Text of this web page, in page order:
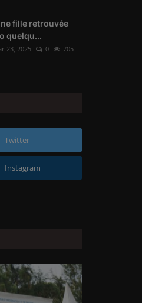
fille retrouvée
quelqu...
23, 2025 0 705
Twitter
Instagram